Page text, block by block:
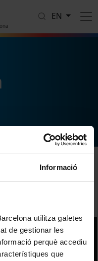
Informació
utilitza galetes
de gestionar les
perquè accediu
que
EN